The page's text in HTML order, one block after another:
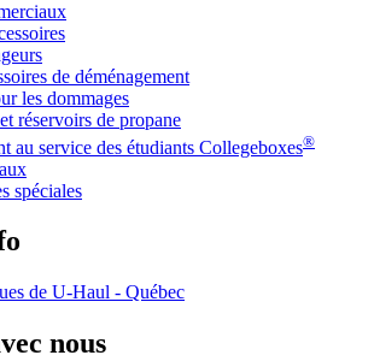
de déménagement
les dommages
réservoirs de propane
au service des étudiants Collegeboxes®
spéciales
de U-Haul - Québec
nous